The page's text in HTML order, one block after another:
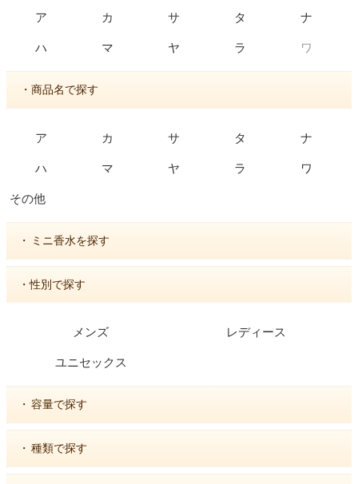
ア カ サ タ ナ
ハ マ ヤ ラ ワ
・商品名で探す
ア カ サ タ ナ
ハ マ ヤ ラ ワ
その他
・ ミニ香水を探す
・性別で探す
メンズ レディース
ユニセックス
・ 容量で探す
・ 種類で探す